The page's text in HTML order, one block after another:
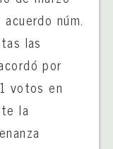
núm.
las
por
votos en
la